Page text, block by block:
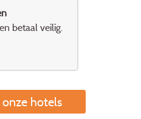
betaal veilig.
onze hotels